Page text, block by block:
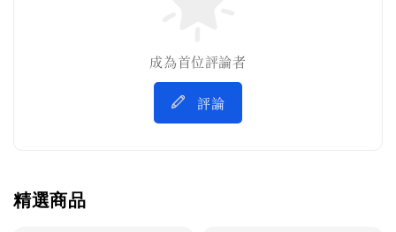
成為首位評論者
評論
精選商品